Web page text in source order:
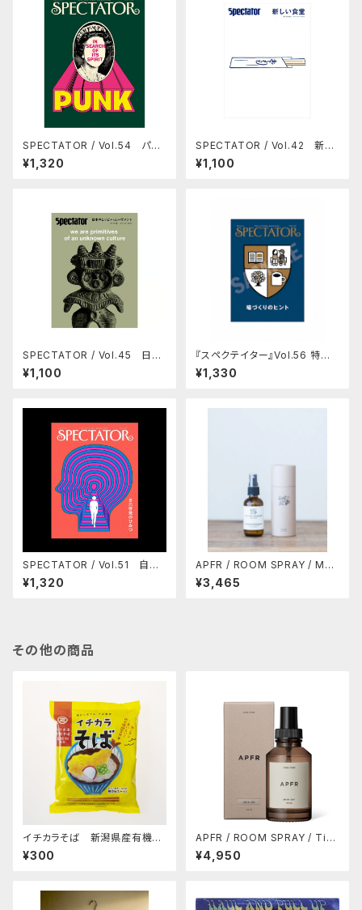
SPECTATOR / Vol.54 パン
クの正体
¥1,320
SPECTATOR / Vol.42 新し
い食堂
¥1,100
SPECTATOR / Vol.45 日本
のヒッピー・ムーヴメント
¥1,100
『スペクテイター』Vol.56 特集：
場づくりのヒント
¥1,330
SPECTATOR / Vol.51 自己
啓発のひみつ
¥1,320
APFR / ROOM SPRAY / MO
SS SWAMP (10%OFF)
¥3,465
その他の商品
イチカラそば 新潟県産有機そ
ば全粒粉使用！！ゆで時間2分
半！！
¥300
APFR / ROOM SPRAY / Tim
eless (10%OFF)
¥4,950